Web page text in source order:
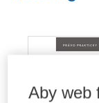
Aby web